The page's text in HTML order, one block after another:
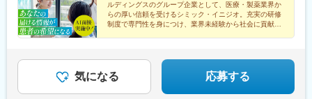
ルディングスのグループ企業として、医療・製薬業界か
らの厚い信頼を受けるシミック・イニジオ。充実の研修
制度で専門性を身につけ、業界未経験から社会に貢献す
気になる 応募する